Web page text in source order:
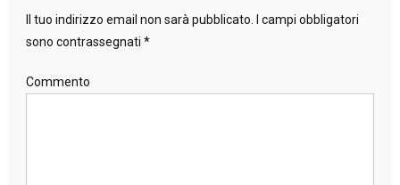
Il tuo indirizzo email non sarà pubblicato.
I campi obbligatori
sono contrassegnati *
Commento